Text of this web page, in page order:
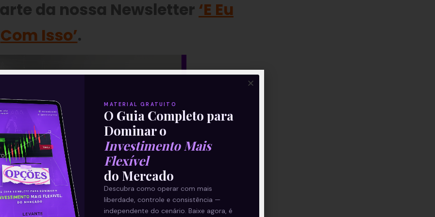
da nossa Newsletter ‘E Eu
Com Isso’.
—
faz acordo com a EEOC.
MATERIAL GRATUITO
O Guia Completo para
Dominar o
Investimento Mais
Flexível
do Mercado
Descubra como operar com mais
liberdade, controle e consistência —
independente do cenário. Baixe agora, é